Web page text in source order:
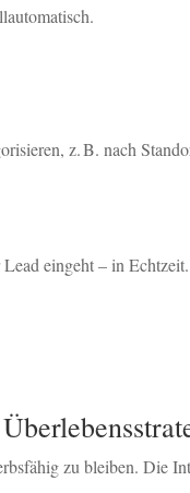
z. B. nach
eingeht – in
zu bleiben. Die